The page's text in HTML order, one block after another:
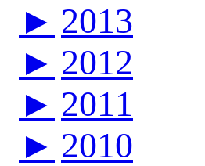
► 2013
► 2012
► 2011
► 2010